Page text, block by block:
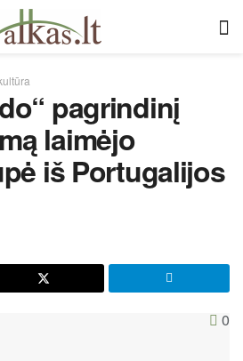
pagrindinį
laimėjo
iš Portugalijos
0